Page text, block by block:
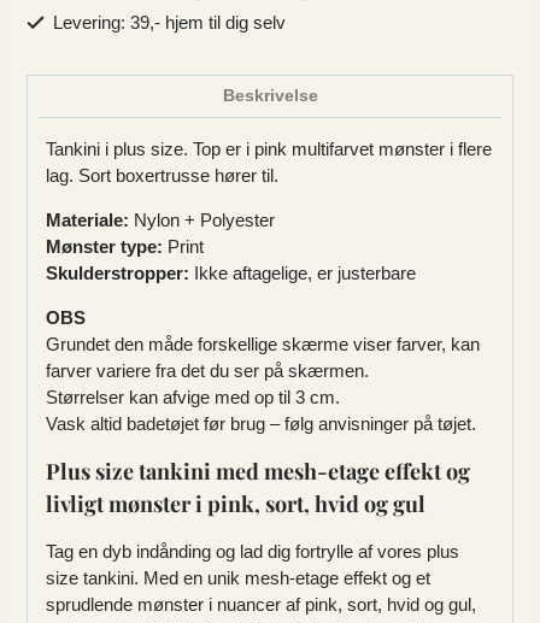
med
antal
Levering: 39,- hjem til dig selv
Beskrivelse
Tankini i plus size. Top er i pink multifarvet mønster i flere
lag. Sort boxertrusse hører til.
Materiale: Nylon + Polyester
Mønster type: Print
Skulderstropper: Ikke aftagelige, er justerbare
OBS
Grundet den måde forskellige skærme viser farver, kan
farver variere fra det du ser på skærmen.
Størrelser kan afvige med op til 3 cm.
Vask altid badetøjet før brug – følg anvisninger på tøjet.
Plus size tankini med mesh-etage effekt og
livligt mønster i pink, sort, hvid og gul
Tag en dyb indånding og lad dig fortrylle af vores plus
size tankini. Med en unik mesh-etage effekt og et
sprudlende mønster i nuancer af pink, sort, hvid og gul,